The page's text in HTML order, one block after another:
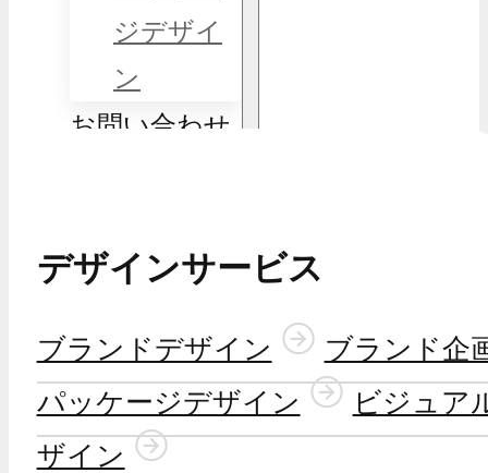
ジデザイ
ン
お問い合わせ
デザインサービス
ブランドデザイン
ブランド企
パッケージデザイン
ビジュア
ザイン